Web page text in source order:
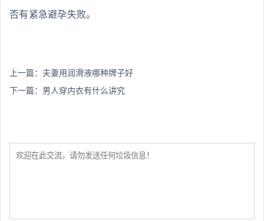
否有紧急避孕失败。
上一篇： 夫妻用润滑液哪种牌子好
下一篇： 男人穿内衣有什么讲究